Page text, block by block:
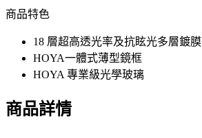
商品特色
18 層超高透光率及抗眩光多層鍍膜
HOYA一體式薄型鏡框
HOYA 專業級光學玻璃
商品詳情